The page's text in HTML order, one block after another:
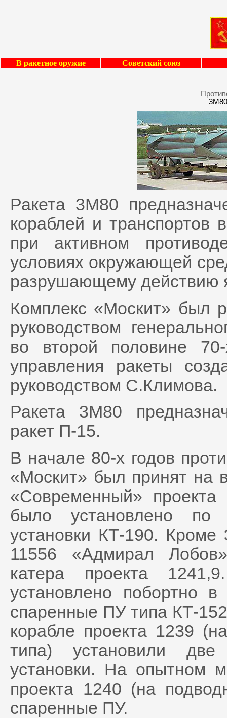
В ракетное оружие Советский союз
Ракета 3М80
кораблей и
при активном
условиях окружающей
разрушающему действию
Комплекс «Москит» был
руководством
во второй половине
управления ракеты
руководством С.Климова.
Ракета 3М80
ракет П-15.
В начале 80-х годов
«Москит» был принят на
«Современный»
было установлено по
установки КТ-190.
11556 «Адмирал
катера проекта
установлено побортно
спаренные ПУ типа КТ-
корабле проекта 1239
типа) установили две
установки. На опытном
проекта 1240 (на
спаренные ПУ.